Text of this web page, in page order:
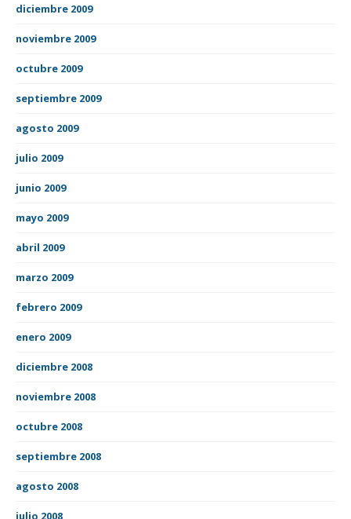
diciembre 2009
noviembre 2009
octubre 2009
septiembre 2009
agosto 2009
julio 2009
junio 2009
mayo 2009
abril 2009
marzo 2009
febrero 2009
enero 2009
diciembre 2008
noviembre 2008
octubre 2008
septiembre 2008
agosto 2008
julio 2008